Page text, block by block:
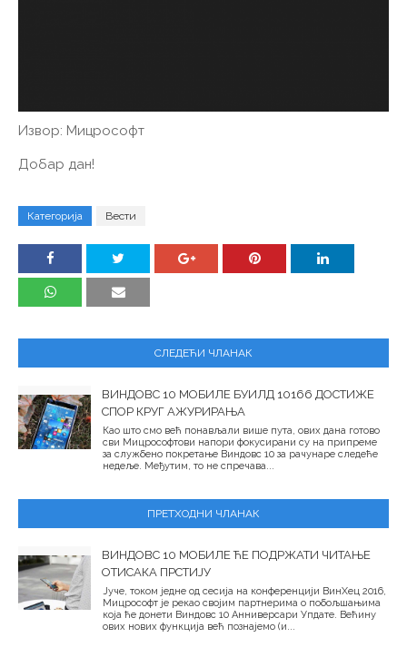
Извор: Мицрософт
Добар дан!
Категорија Вести
СЛЕДЕЋИ ЧЛАНАК
ВИНДОВС 10 МОБИЛЕ БУИЛД 10166 ДОСТИЖЕ
СПОР КРУГ АЖУРИРАЊА
Као што смо већ понављали више пута, ових дана готово
сви Мицрософтови напори фокусирани су на припреме
за службено покретање Виндовс 10 за рачунаре следеће
недеље. Међутим, то не спречава...
ПРЕТХОДНИ ЧЛАНАК
ВИНДОВС 10 МОБИЛЕ ЋЕ ПОДРЖАТИ ЧИТАЊЕ
ОТИСАКА ПРСТИЈУ
Јуче, током једне од сесија на конференцији ВинХец 2016,
Мицрософт је рекао својим партнерима о побољшањима
која ће донети Виндовс 10 Анниверсари Упдате. Већину
ових нових функција већ познајемо (и...